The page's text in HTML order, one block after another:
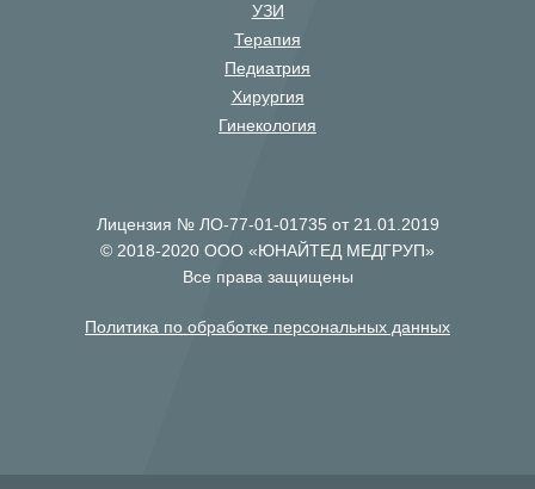
УЗИ
Терапия
Педиатрия
Хирургия
Гинекология
Лицензия № ЛО-77-01-01735 от 21.01.2019
© 2018-2020 ООО «ЮНАЙТЕД МЕДГРУП»
Все права защищены
Политика по обработке персональных данных